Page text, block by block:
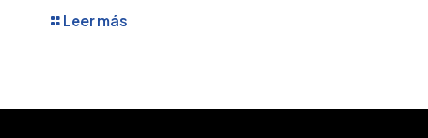
Leer más